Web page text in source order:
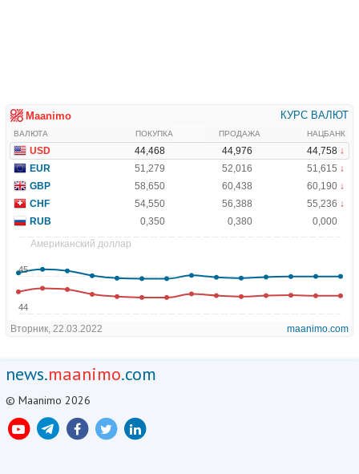
news.maanimo.com
© Maanimo 2026